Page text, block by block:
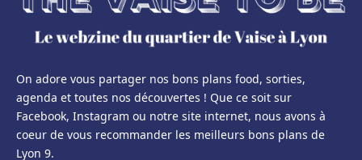
On adore vous partager nos bons plans food, sorties,
agenda et toutes nos découvertes ! Que ce soit sur
Facebook, Instagram ou notre site internet, nous avons à
coeur de vous recommander les meilleurs bons plans de
Lyon 9.